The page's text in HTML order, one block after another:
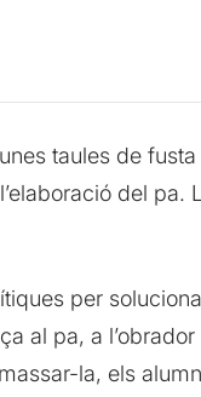
taules de
del pa.
per
al pa, a
la, els